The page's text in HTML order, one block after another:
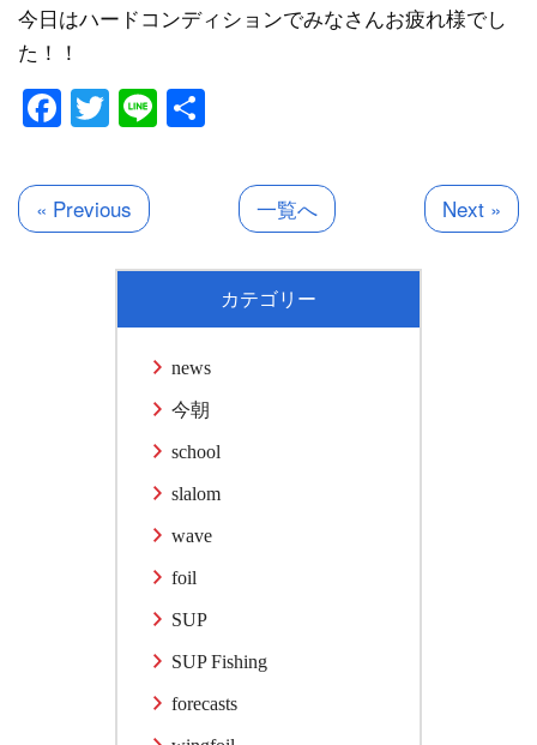
今日はハードコンディションでみなさんお疲れ様でし
た！！
Facebook
Twitter
Line
« Previous 一覧へ Next »
カテゴリー
news
今朝
school
slalom
wave
foil
SUP
SUP Fishing
forecasts